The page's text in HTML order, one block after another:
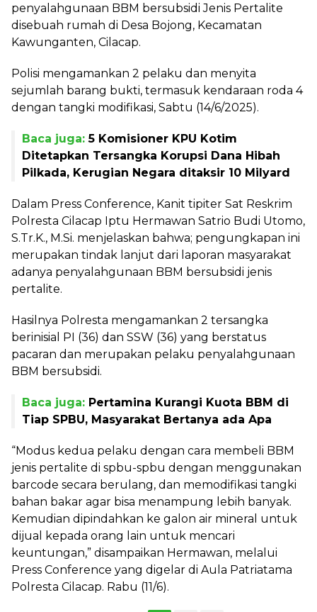
penyalahgunaan BBM bersubsidi Jenis Pertalite
disebuah rumah di Desa Bojong, Kecamatan
Kawunganten, Cilacap.
Polisi mengamankan 2 pelaku dan menyita
sejumlah barang bukti, termasuk kendaraan roda 4
dengan tangki modifikasi, Sabtu (14/6/2025).
Baca juga:5 Komisioner KPU Kotim
Ditetapkan Tersangka Korupsi Dana Hibah
Pilkada, Kerugian Negara ditaksir 10 Milyard
Dalam Press Conference, Kanit tipiter Sat Reskrim
Polresta Cilacap Iptu Hermawan Satrio Budi Utomo,
S.Tr.K., M.Si. menjelaskan bahwa; pengungkapan ini
merupakan tindak lanjut dari laporan masyarakat
adanya penyalahgunaan BBM bersubsidi jenis
pertalite.
Hasilnya Polresta mengamankan 2 tersangka
berinisial PI (36) dan SSW (36) yang berstatus
pacaran dan merupakan pelaku penyalahgunaan
BBM bersubsidi.
Baca juga: Pertamina Kurangi Kuota BBM di
Tiap SPBU, Masyarakat Bertanya ada Apa
“Modus kedua pelaku dengan cara membeli BBM
jenis pertalite di spbu-spbu dengan menggunakan
barcode secara berulang, dan memodifikasi tangki
bahan bakar agar bisa menampung lebih banyak.
Kemudian dipindahkan ke galon air mineral untuk
dijual kepada orang lain untuk mencari
keuntungan,” disampaikan Hermawan, melalui
Press Conference yang digelar di Aula Patriatama
Polresta Cilacap. Rabu (11/6).